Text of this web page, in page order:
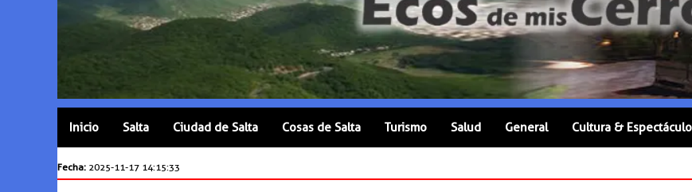
Inicio Salta Ciudad de Salta Cosas de Salta Turismo Salud General Cultura & Espectáculo
Fecha: 2025-11-17 14:15:33